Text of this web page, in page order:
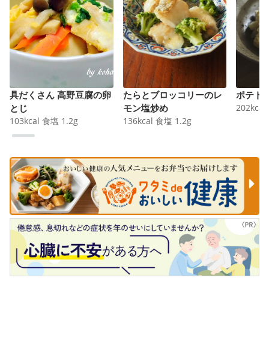
具だくさん 高野豆腐の卵
とじ
103kcal 食塩 1.2g
たらとブロッコリーのレ
モン塩炒め
136kcal 食塩 1.2g
ポテト
202kcal